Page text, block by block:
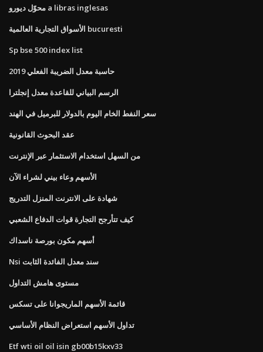
محوّل ديورو a libras inglesas
الأسواق التجارية العالمية bucuresti
Sp bse 500 index list
حاسبة معدل الضريبة الفعلي 2019
الرسم البياني للقاعدة معدل إنجلترا
سعر النفط الخام اليوم بالدولار للبرميل في الهند
عقد البحوث القانونية
من السهل استخدام الاستثمار عبر الإنترنت
الأسهم وعاء بيني لشراء الآن
شهادة على الانترنت المنزل التدريج
كيف تتأرجح التجارة قوات الدفاع الشعبي
أسهم مكون بورصة ناسداك
Nsi سند معدل الفائدة الثابت
مستوى هامش التداول
قائمة الأسهم الماريجوانا على تسكس
تداول الأسهم استعراض النظام الأساسي
Etf wti oil oil isin gb00b15kxv33